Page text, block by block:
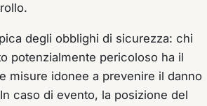
degli obblighi di sicurezza: chi
potenzialmente pericoloso ha il
misure idonee a prevenire il danno
caso di evento, la posizione del